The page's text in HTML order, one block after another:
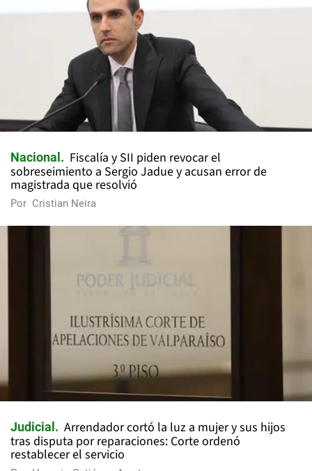
Nacional
Fiscalía y SII piden revocar el
sobreseimiento a Sergio Jadue y acusan error de
magistrada que resolvió
Por Cristian Neira
Judicial
Arrendador cortó la luz a mujer y sus hijos
tras disputa por reparaciones: Corte ordenó
restablecer el servicio